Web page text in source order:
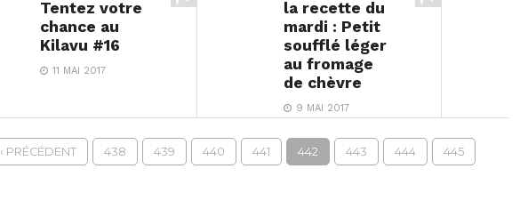
Tentez votre
chance au
Kilavu #16
11 MAI 2017
la recette du
mardi : Petit
soufflé léger
au fromage
de chèvre
9 MAI 2017
‹ PRÉCÉDENT 438 439 440 441 442 443 444 445